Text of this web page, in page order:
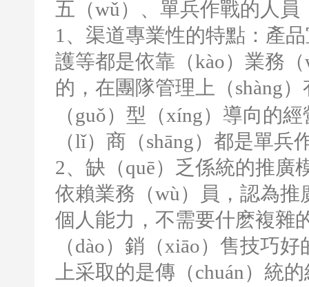
五（wǔ）、單兵作戰的人員
1 、渠道專業性的特點：產
護等都是依靠（kào）業務
的，在團隊管理上（shàng
（guǒ）型（xíng）導向的
（lǐ）商（shāng）都是單兵
2、缺（quē）乏係統的推廣
依賴業務（wù）員，認為推
個人能力，不需要什麽複雜
（dào）銷（xiāo）售技巧
上采取的是傳（chuán）統